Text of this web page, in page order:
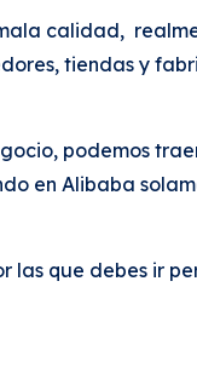
calidad,
tiendas y
podemos
en Alibaba
las que debes ir